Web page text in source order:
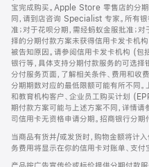
宝完成购买。Apple Store 零售店的分
同，请到店咨询 Specialist 专家。所有
准；对于花呗分期，需经蚂蚁金服批准；
择的分期付款方案未获得信用卡发卡机
被告知原因。请参阅信用卡发卡机构 (包
银行等，具体支持分期付款服务的可选
分付服务页面，了解相关条件、费用和收
分期期数对应的最低限额可能有所不同
和教育机构客户、企业员工购买计划
期付款方案可能与上述方案不同，详情请
司信用卡无资格申请分期。招商银行分
当商品有货并/或发货时，购物金额将计
务费用将显示在你的信用卡对账单、支付